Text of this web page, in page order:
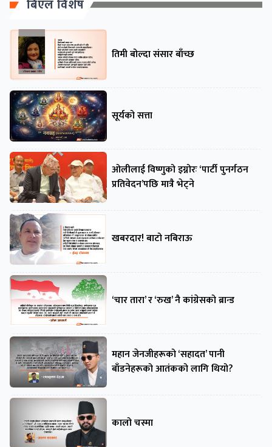
बिएल विशेष
तिमी बोल्दा संसार बाँच्छ
सूर्यको सत्ता
ओलीलाई विष्णुको इग्नोरः ‘पार्टी पुनर्गठन
प्रतिवेदन’पछि मात्रै भेट्ने
खबरदार! बाटो नबिराऊ
‘चार तारा’ र ‘रुख’ नै कांग्रेसको ब्रान्ड
महान जेनजीहरूको ‘सहादत’ पानी
बाँडनेहरूको आतंकको लागि थियो?
कालो चस्मा